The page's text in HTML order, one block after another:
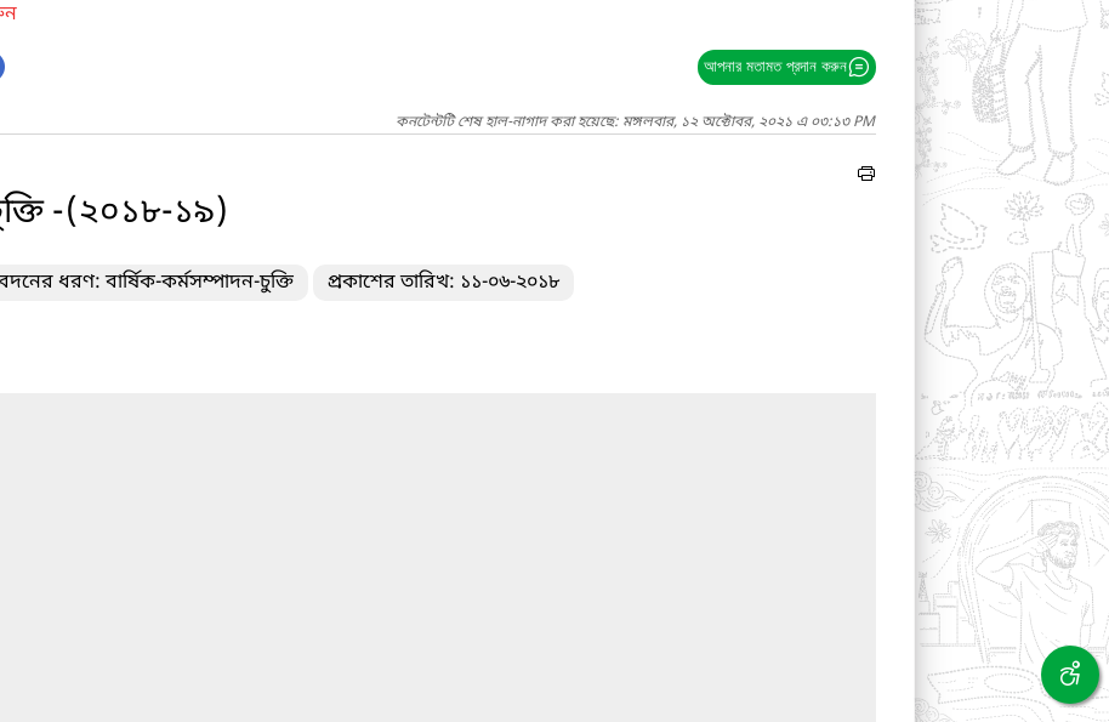
আপনার মতামত প্রদান করুন
কনটেন্টটি শেষ হাল-নাগাদ করা হয়েছে: মঙ্গলবার, ১২ অক্টোবর, ২০২১ এ ০৩:১৩ PM
-(২০১৮-১৯)
ধরণ: বার্ষিক-কর্মসম্পাদন-চুক্তি প্রকাশের তারিখ: ১১-০৬-২০১৮